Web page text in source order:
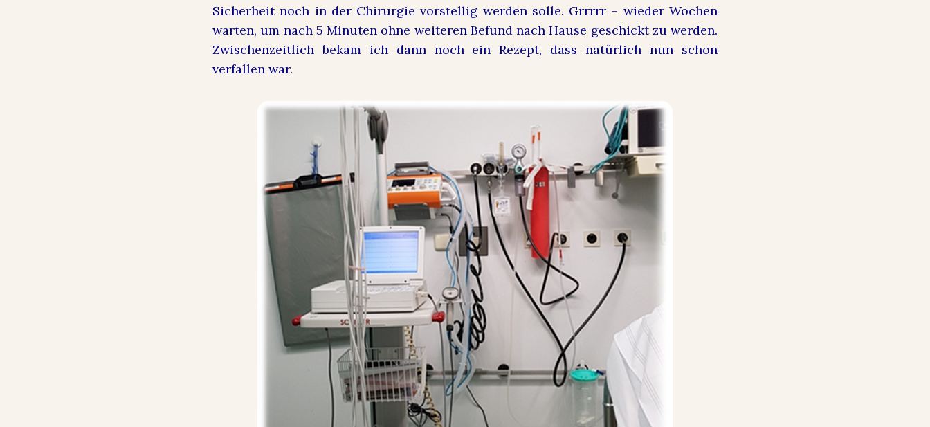
Sicherheit noch in der Chirurgie vorstellig werden solle. Grrrrr – wieder Wochen
warten, um nach 5 Minuten ohne weiteren Befund nach Hause geschickt zu werden.
Zwischenzeitlich bekam ich dann noch ein Rezept, dass natürlich nun schon
verfallen war.